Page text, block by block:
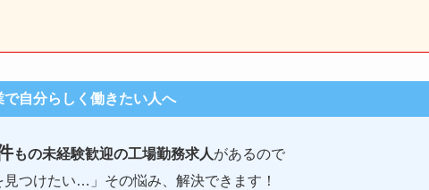
で自分らしく働きたい人へ
もの未経験歓迎の工場勤務求人があるので
見つけたい…」その悩み、解決できます！